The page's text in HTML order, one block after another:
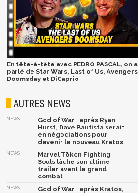
En tête-à-tête avec PEDRO PASCAL, on a
parlé de Star Wars, Last of Us, Avengers
Doomsday et DiCaprio
AUTRES NEWS
NEWS
God of War : après Ryan
Hurst, Dave Bautista serait
en négociations pour
devenir le nouveau Kratos
NEWS
Marvel Tōkon Fighting
Souls lâche son ultime
trailer avant le grand
combat
NEWS
God of War : après Kratos,